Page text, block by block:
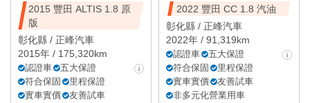
2015 豐田 ALTIS 1.8 原
版
彰化縣 / 正峰汽車
2015年 / 175,320km
認證車
五大保證
符合保固
里程保證
實車實價
友善試車
2022 豐田 CC 1.8 汽油
彰化縣 / 正峰汽車
2022年 / 91,319km
認證車
五大保證
符合保固
里程保證
實車實價
友善試車
非多元化營業用車